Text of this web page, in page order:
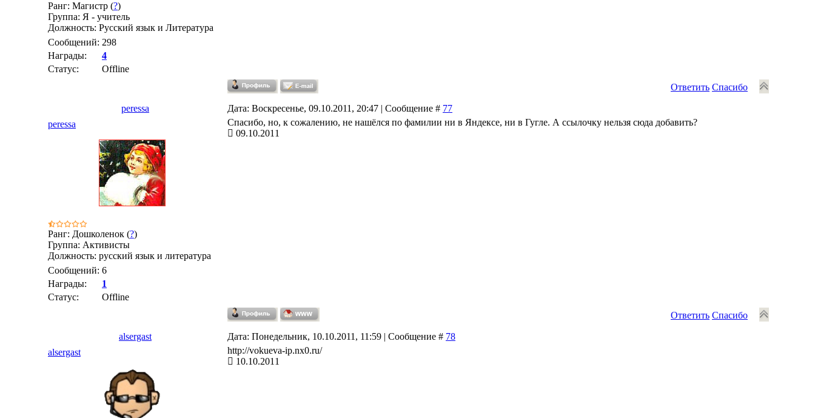
Ранг: Магистр (?)
Группа: Я - учитель
Должность: Русский язык и Литература
Сообщений: 298
Награды:
4
Статус:
Offline
Ответить Спасибо
peressa Дата: Воскресенье, 09.10.2011, 20:47 | Сообщение # 77
peressa
Ранг: Дошколенок (?)
Группа: Активисты
Должность: русский язык и литература
Сообщений: 6
Награды:
1
Статус:
Offline
Спасибо, но, к сожалению, не нашёлся по фамилии ни в Яндексе, ни в Гугле. А ссылочку нельзя сюда добавить?
09.10.2011
Ответить Спасибо
alsergast Дата: Понедельник, 10.10.2011, 11:59 | Сообщение # 78
alsergast
http://vokueva-ip.nx0.ru/
10.10.2011